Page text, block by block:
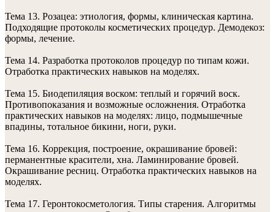
Тема 13. Розацеа: этиология, формы, клиническая картина.
Подходящие протоколы косметических процедур. Демодекоз:
формы, лечение.
Тема 14. Разработка протоколов процедур по типам кожи.
Отработка практических навыков на моделях.
Тема 15. Биодепиляция воском: теплый и горячий воск.
Противопоказания и возможные осложнения. Отработка
практических навыков на моделях: лицо, подмышечные
впадины, тотальное бикини, ноги, руки.
Тема 16. Коррекция, построение, окрашивание бровей:
перманентные красители, хна. Ламинирование бровей.
Окрашивание ресниц. Отработка практических навыков на
моделях.
Тема 17. Геронтокосметология. Типы старения. Алгоритмы